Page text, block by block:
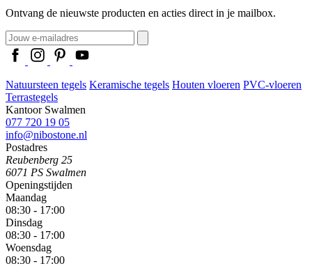
Ontvang de nieuwste producten en acties direct in je mailbox.
Natuursteen tegels Keramische tegels Houten vloeren PVC-vloeren
Terrastegels
Kantoor Swalmen
077 720 19 05
info@nibostone.nl
Postadres
Reubenberg 25
6071 PS Swalmen
Openingstijden
Maandag
08:30 - 17:00
Dinsdag
08:30 - 17:00
Woensdag
08:30 - 17:00